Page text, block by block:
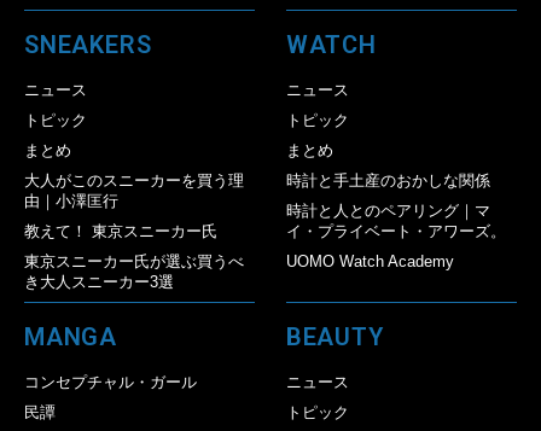
SNEAKERS
ニュース
トピック
まとめ
大人がこのスニーカーを買う理
由｜小澤匡行
教えて！ 東京スニーカー氏
東京スニーカー氏が選ぶ買うべ
き大人スニーカー3選
WATCH
ニュース
トピック
まとめ
時計と手土産のおかしな関係
時計と人とのペアリング｜マ
イ・プライベート・アワーズ。
UOMO Watch Academy
MANGA
コンセプチャル・ガール
民譚
BEAUTY
ニュース
トピック